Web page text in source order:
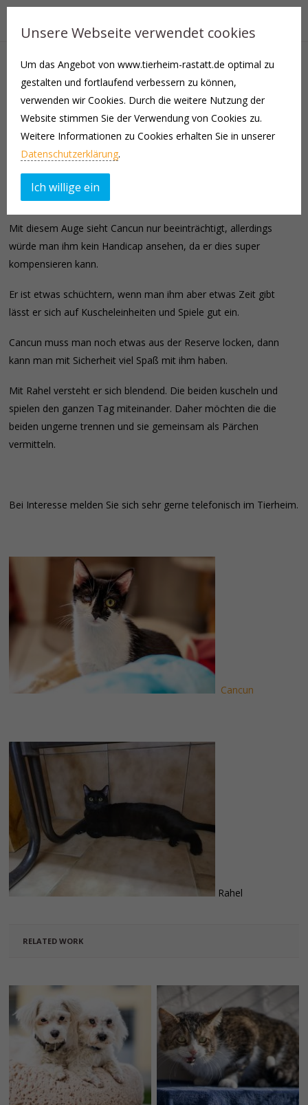
Cancun (männlich, kastriert) kam am 24.07.2023 als Fundkatze
zu uns ins Tierheim. Nun er ist auf der Suche nach seinem neuen
Zuhause, welches nach einer gewissen Eingewöhnungsphase
über eine Möglichkeit zum Freigang verfügen sollte.
Cancun kam leider verletzt zu uns ins Tierheim, in seinem Auge
steckte eine Granne fest. Das Auge musste operiert werden und
die Hornhaut wurde gelöst.
Mit diesem Auge sieht Cancun nur beeinträchtigt, allerdings
würde man ihm kein Handicap ansehen, da er dies super
kompensieren kann.
Er ist etwas schüchtern, wenn man ihm aber etwas Zeit gibt
lässt er sich auf Kuscheleinheiten und Spiele gut ein.
Cancun muss man noch etwas aus der Reserve locken, dann
kann man mit Sicherheit viel Spaß mit ihm haben.
Mit Rahel versteht er sich blendend. Die beiden kuscheln und
spielen den ganzen Tag miteinander. Daher möchten die die
beiden ungerne trennen und sie gemeinsam als Pärchen
vermitteln.
Bei Interesse melden Sie sich sehr gerne telefonisch im Tierheim.
Cancun
Rahel
RELATED WORK
Unsere Webseite verwendet cookies
Um das Angebot von www.tierheim-rastatt.de optimal zu
gestalten und fortlaufend verbessern zu können,
verwenden wir Cookies. Durch die weitere Nutzung der
Website stimmen Sie der Verwendung von Cookies zu.
Weitere Informationen zu Cookies erhalten Sie in unserer
Datenschutzerklärung.
Ich willige ein